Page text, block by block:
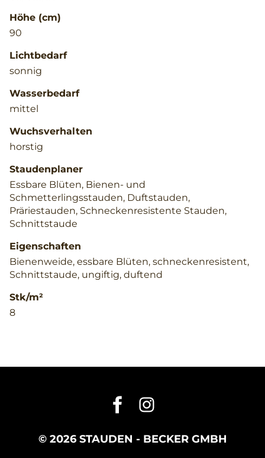
Höhe (cm)
90
Lichtbedarf
sonnig
Wasserbedarf
mittel
Wuchsverhalten
horstig
Staudenplaner
Essbare Blüten, Bienen- und
Schmetterlingsstauden, Duftstauden,
Präriestauden, Schneckenresistente Stauden,
Schnittstaude
Eigenschaften
Bienenweide, essbare Blüten, schneckenresistent,
Schnittstaude, ungiftig, duftend
Stk/m²
8
© 2026 STAUDEN - BECKER GMBH